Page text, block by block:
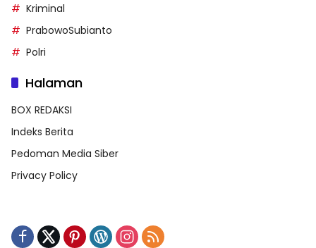
Kriminal
PrabowoSubianto
Polri
Halaman
BOX REDAKSI
Indeks Berita
Pedoman Media Siber
Privacy Policy